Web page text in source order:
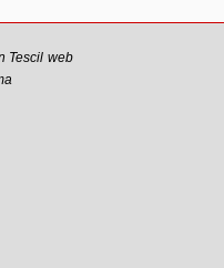
mı?
Hürmüz ve
Tescil web